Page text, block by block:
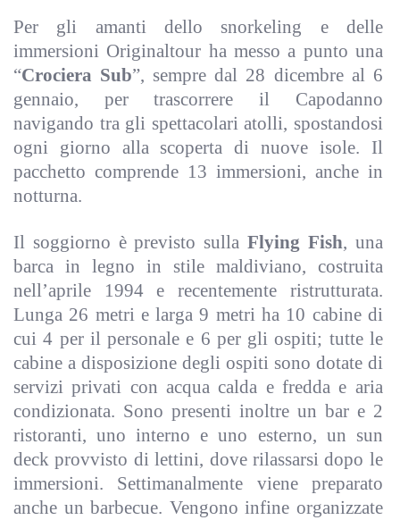
Per gli amanti dello snorkeling e delle
immersioni Originaltour ha messo a punto una
“Crociera Sub”, sempre dal 28 dicembre al 6
gennaio, per trascorrere il Capodanno
navigando tra gli spettacolari atolli, spostandosi
ogni giorno alla scoperta di nuove isole. Il
pacchetto comprende 13 immersioni, anche in
notturna.
Il soggiorno è previsto sullaFlying Fish, una
barca in legno in stile maldiviano, costruita
nell’aprile 1994 e recentemente ristrutturata.
Lunga 26 metri e larga 9 metri ha 10 cabine di
cui 4 per il personale e 6 per gli ospiti; tutte le
cabine a disposizione degli ospiti sono dotate di
servizi privati con acqua calda e fredda e aria
condizionata. Sono presenti inoltre un bar e 2
ristoranti, uno interno e uno esterno, un sun
deck provvisto di lettini, dove rilassarsi dopo le
immersioni. Settimanalmente viene preparato
anche un barbecue. Vengono infine organizzate